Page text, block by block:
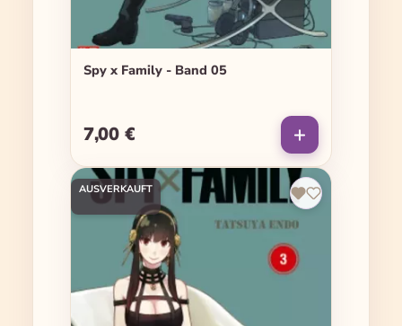
Spy x Family - Band 05
Regulärer Preis:
7,00 €
AUSVERKAUFT